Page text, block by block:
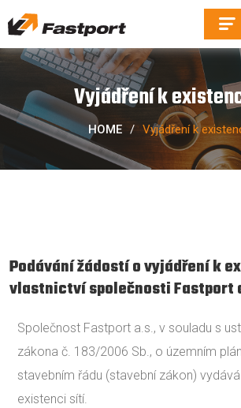
Vyjádření k
HOME / Vyjádření k
Podávání žádostí o vyjádření k
vlastnictví společnosti Fastport
Společnost Fastport a.s., v souladu s
zákona č. 183/2006 Sb., o územním
stavebním řádu (stavební zákon)
existenci sítí.